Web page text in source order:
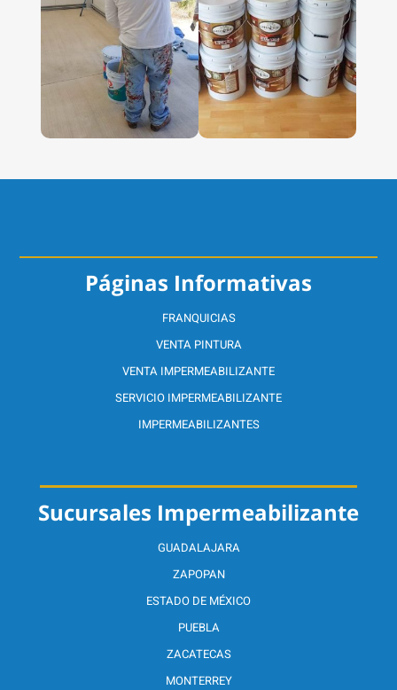
Sucursales Impermeabilizante
GUADALAJARA
ZAPOPAN
ESTADO DE MÉXICO
PUEBLA
ZACATECAS
MONTERREY
Páginas Informativas
FRANQUICIAS
VENTA PINTURA
VENTA IMPERMEABILIZANTE
SERVICIO IMPERMEABILIZANTE
IMPERMEABILIZANTES